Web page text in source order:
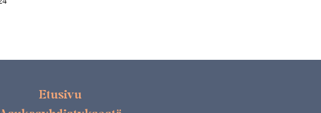
Etusivu